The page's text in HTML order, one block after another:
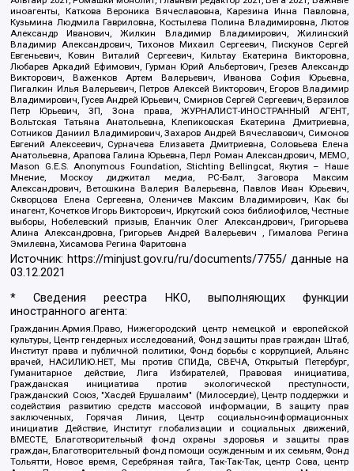
иноагенты, Каткова Вероника Вячеславовна, Карезина Инна Павловна,
Кузьмина Людмила Гавриловна, Костылева Полина Владимировна, Лютов
Александр Иванович, Жилкин Владимир Владимирович, Жилинский
Владимир Александрович, Тихонов Михаил Сергеевич, Пискунов Сергей
Евгеньевич, Ковин Виталий Сергеевич, Кильтау Екатерина Викторовна,
Любарев Аркадий Ефимович, Гурман Юрий Альбертович, Грезев Александр
Викторович, Важенков Артем Валерьевич, Иванова София Юрьевна,
Пигалкин Илья Валерьевич, Петров Алексей Викторович, Егоров Владимир
Владимирович, Гусев Андрей Юрьевич, Смирнов Сергей Сергеевич, Верзилов
Петр Юрьевич, ЗП, Зона права, ЖУРНАЛИСТ-ИНОСТРАННЫЙ АГЕНТ,
Вольтская Татьяна Анатольевна, Клепиковская Екатерина Дмитриевна,
Сотников Даниил Владимирович, Захаров Андрей Вячеславович, Симонов
Евгений Алексеевич, Сурначева Елизавета Дмитриевна, Соловьева Елена
Анатольевна, Арапова Галина Юрьевна, Перл Роман Александрович, МЕМО,
Mason G.E.S. Anonymous Foundation, Stichting Bellingcat, Якутия – Наше
Мнение, Москоу диджитал медиа, РС-Балт, Заговора Максим
Александрович, Ветошкина Валерия Валерьевна, Павлов Иван Юрьевич,
Скворцова Елена Сергеевна, Оленичев Максим Владимирович, Как бы
инагент, Кочетков Игорь Викторович, Иркутский союз библиофилов, Честные
выборы, Нобелевский призыв, Еланчик Олег Александрович, Григорьева
Алина Александровна, Григорьев Андрей Валерьевич , Гималова Регина
Эмилевна, Хисамова Регина Фаритовна
Источник:https://minjust.gov.ru/ru/documents/7755/ данные на
03.12.2021
* Сведения реестра НКО, выполняющих функции
иностранного агента:
Гражданин.Армия.Право, Нижегородский центр немецкой и европейской
культуры, Центр гендерных исследований, Фонд защиты прав граждан Штаб,
Институт права и публичной политики, Фонд борьбы с коррупцией, Альянс
врачей, НАСИЛИЮ.НЕТ, Мы против СПИДа, СВЕЧА, Открытый Петербург,
Гуманитарное действие, Лига Избирателей, Правовая инициатива,
Гражданская инициатива против экологической преступности,
Гражданский Союз, "Хасдей Ерушалаим" (Милосердие), Центр поддержки и
содействия развитию средств массовой информации, В защиту прав
заключенных, Горячая Линия, Центр социально-информационных
инициатив Действие, Институт глобализации и социальных движений,
ВМЕСТЕ, Благотворительный фонд охраны здоровья и защиты прав
граждан, Благотворительный фонд помощи осужденным и их семьям, Фонд
Тольятти, Новое время, Серебряная тайга, Так-Так-Так, центр Сова, центр